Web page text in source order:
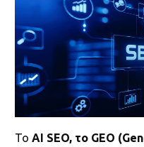
Το AI SEO, το GEO